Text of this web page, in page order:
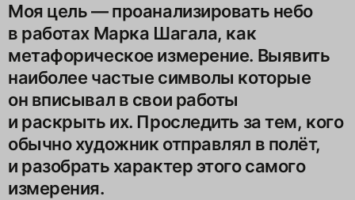
Моя цель — проанализировать небо
в работах Марка Шагала, как
метафорическое измерение. Выявить
наиболее частые символы которые
он вписывал в свои работы
и раскрыть их. Проследить за тем, кого
обычно художник отправлял в полёт,
и разобрать характер этого самого
измерения.